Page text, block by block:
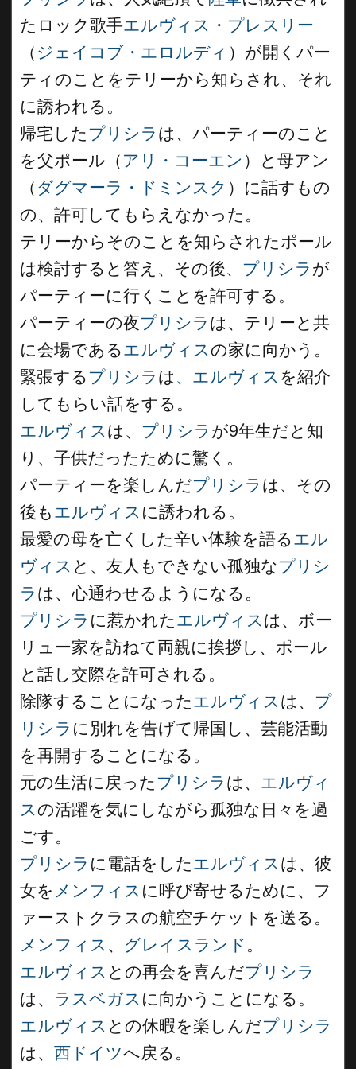
たロック歌手エルヴィス・プレスリー
（ ジェイコブ・エロルディ ）が開くパー
ティのことをテリーから知らされ、それ
に誘われる。
帰宅したプリシラ は、パーティーのこと
を父ポール（ アリ・コーエン ）と母アン
（ ダグマーラ・ドミンスク ）に話すもの
の、許可してもらえなかった。
テリーからそのことを知らされたポール
は検討すると答え、その後、 プリシラ が
パーティーに行くことを許可する。
パーティーの夜プリシラ は、テリーと共
に会場であるエルヴィスの家に向かう。
緊張するプリシラ は 、エルヴィス を紹介
してもらい話をする。
エルヴィス は、 プリシラ が9年生だと知
り、子供だったために驚く。
パーティーを楽しんだプリシラ は、その
後も エルヴィス に誘われる。
最愛の母を亡くした辛い体験を語るエル
ヴィス と、友人もできない孤独なプリシ
ラ は、心通わせるようになる。
プリシラ に惹かれたエルヴィス は、ボー
リュー家を訪ねて両親に挨拶し、ポール
と話し交際を許可される。
除隊することになったエルヴィス は、 プ
リシラ に別れを告げて帰国し、芸能活動
を再開することになる。
元の生活に戻ったプリシラ は、 エルヴィ
スの活躍を気にしながら孤独な日々を過
ごす。
プリシラ に電話をしたエルヴィス は、彼
女を メンフィス に呼び寄せるために、フ
ァーストクラスの航空チケットを送る。
メンフィス 、 グレイスランド 。
エルヴィス との再会を喜んだプリシラ
は、 ラスベガス に向かうことになる。
エルヴィス との休暇を楽しんだプリシラ
は、 西ドイツへ戻る。